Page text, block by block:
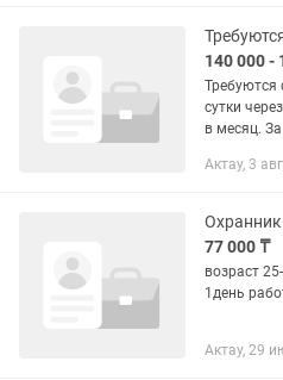
Актау
объект
140 000 -
Требуются
сутки
в месяц.
Бизнес-
Актау, 3
Охранник
77 000 ₸
возраст
1день
Актау, 29